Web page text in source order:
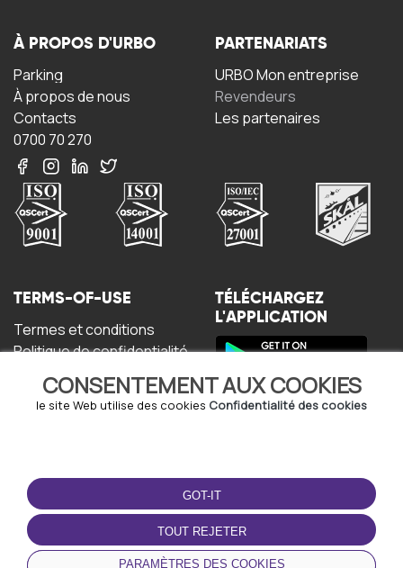
CONSENTEMENT AUX COOKIES
le site Web utilise des cookies Confidentialité des cookies
GOT-IT
TOUT REJETER
PARAMÈTRES DES COOKIES
À PROPOS D'URBO
Parking
À propos de nous
Contacts
0700 70 270
PARTENARIATS
URBO Mon entreprise
Revendeurs
Les partenaires
TERMS-OF-USE
Termes et conditions
Politique de confidentialité
cookies
Accord de l'utilisateur
TÉLÉCHARGEZ
L'APPLICATION
© Copyright - URBO 2026